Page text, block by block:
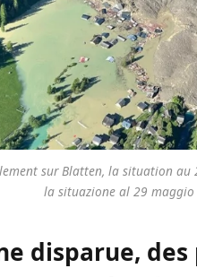
sur Blatten, la situation
la situazione al 29
disparue,